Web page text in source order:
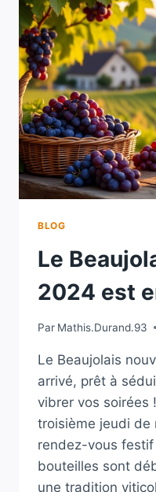
PREND
LE
PAS
SUR
LE
VIN
BLOG
Le
2024 est
Par Mathis.Durand.93
Le Beaujolais
arrivé, prêt à
vibrer vos soirées
troisième jeudi de
rendez-vous
bouteilles sont
une tradition